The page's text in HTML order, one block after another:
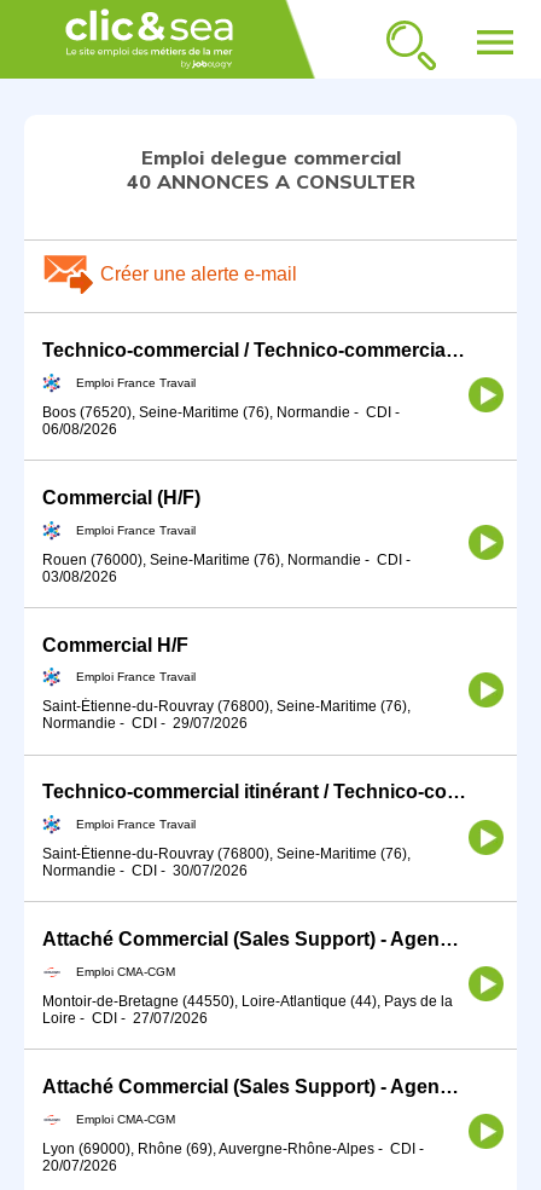
menu
Emploi delegue commercial
40 ANNONCES A CONSULTER
Créer une alerte e-mail
Technico-commercial / Technico-commerciale (H/F)
Emploi France Travail
Boos (76520), Seine-Maritime (76), Normandie - CDI -
06/08/2026
Commercial (H/F)
Emploi France Travail
Rouen (76000), Seine-Maritime (76), Normandie - CDI -
03/08/2026
Commercial H/F
Emploi France Travail
Saint-Étienne-du-Rouvray (76800), Seine-Maritime (76),
Normandie - CDI - 29/07/2026
Technico-commercial itinérant / Technico-commerciale itinérante (H/F)
Emploi France Travail
Saint-Étienne-du-Rouvray (76800), Seine-Maritime (76),
Normandie - CDI - 30/07/2026
Attaché Commercial (Sales Support) - Agence Montoir
Emploi CMA-CGM
Montoir-de-Bretagne (44550), Loire-Atlantique (44), Pays de la
Loire - CDI - 27/07/2026
Attaché Commercial (Sales Support) - Agence Lyon
Emploi CMA-CGM
Lyon (69000), Rhône (69), Auvergne-Rhône-Alpes - CDI -
20/07/2026